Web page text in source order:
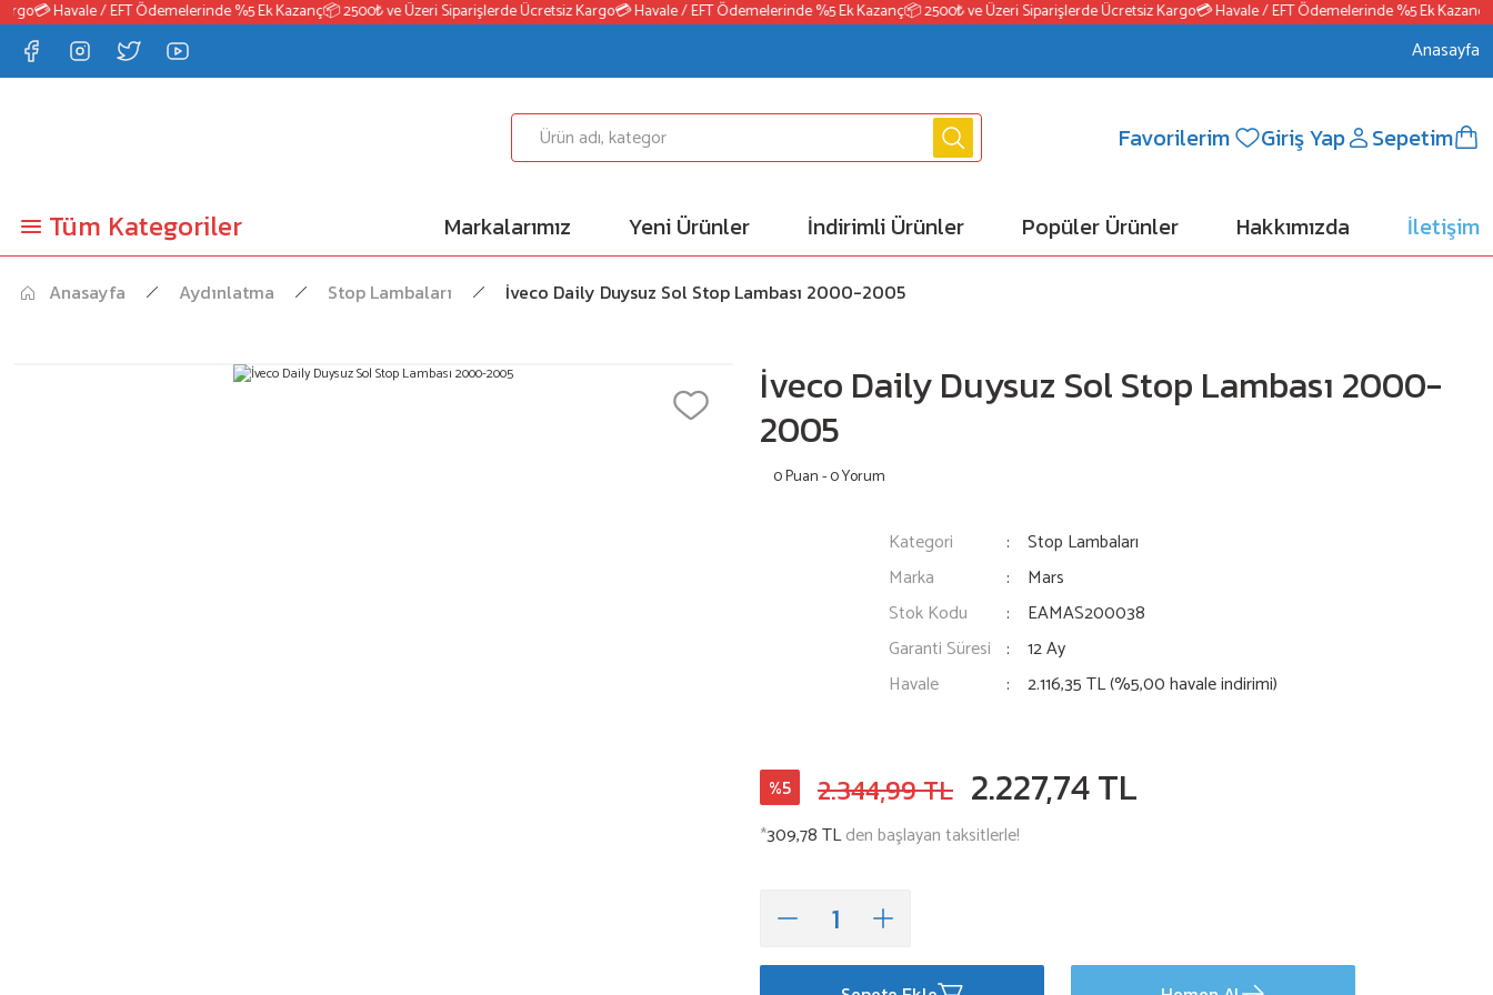
💳 Havale / EFT Ödemelerinde %5 Ek Kazanç📦 2500₺ ve Üzeri Siparişlerde Ücretsiz Kargo💳 Havale / EFT Ödemelerinde %5 Ek Kazanç📦 2500₺ ve Üzeri Siparişlerde Ücretsiz Kargo💳 Havale / EFT Ödemelerinde %5 Ek Kazanç
Anasayfa
Favorilerim Giriş Yap Sepetim
Tüm Kategoriler Markalarımız Yeni Ürünler İndirimli Ürünler Popüler Ürünler Hakkımızda İletişim
Anasayfa Aydınlatma Stop Lambaları İveco Daily Duysuz Sol Stop Lambası 2000-2005
İveco Daily Duysuz Sol Stop Lambası 2000-
2005
0 Puan - 0 Yorum
Kategori
Stop Lambaları
Marka
Mars
Stok Kodu
EAMAS200038
Garanti Süresi
12 Ay
Havale
2.116,35 TL (%5,00 havale indirimi)
%5 2.344,99 TL 2.227,74 TL
*309,78 TLden başlayan taksitlerle!